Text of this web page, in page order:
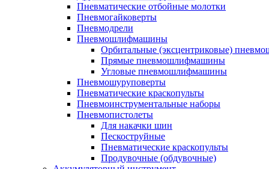
Пневматические отбойные молотки
Пневмогайковерты
Пневмодрели
Пневмошлифмашины
Орбитальные (эксцентриковые)
Прямые пневмошлифмашины
Угловые пневмошлифмашины
Пневмошуруповерты
Пневматические краскопульты
Пневмоинструментальные наборы
Пневмопистолеты
Для накачки шин
Пескоструйные
Пневматические краскопульты
Продувочные (обдувочные)